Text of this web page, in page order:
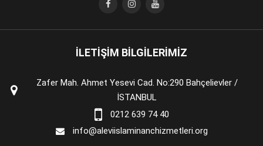
İLETİŞİM BİLGİLERİMİZ
Zafer Mah. Ahmet Yesevi Cad. No:290 Bahçelievler /
İSTANBUL
0212 639 74 40
info@aleviislaminanchizmetleri.org